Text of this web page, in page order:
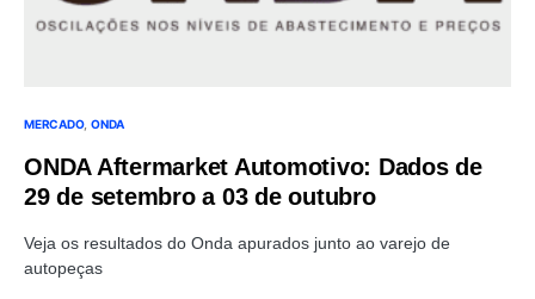
MERCADO ONDA
ONDA Aftermarket Automotivo: Dados de
29 de setembro a 03 de outubro
Veja os resultados do Onda apurados junto ao varejo de
autopeças